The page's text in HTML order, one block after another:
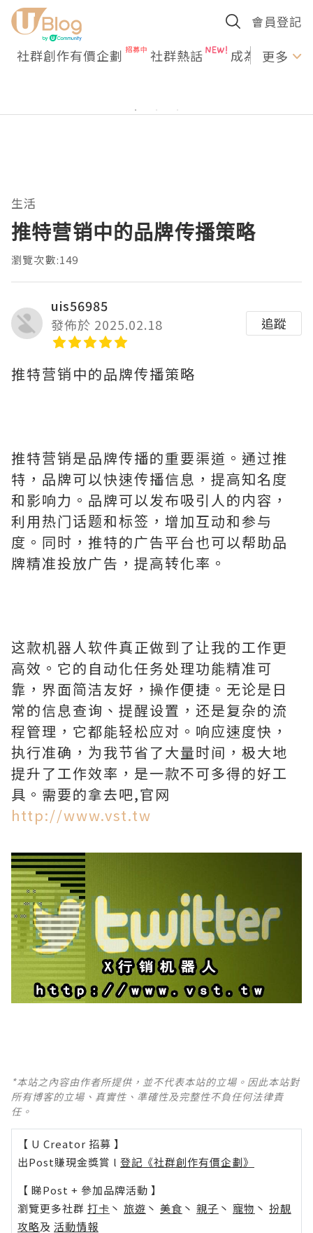
會員登記
社群創作有價企劃 社群熱話 成為U更多
生活
推特营销中的品牌传播策略
瀏覽次數:149
uis56985
發佈於 2025.02.18
追蹤
推特营销中的品牌传播策略
推特营销是品牌传播的重要渠道。通过推
特，品牌可以快速传播信息，提高知名度
和影响力。品牌可以发布吸引人的内容，
利用热门话题和标签，增加互动和参与
度。同时，推特的广告平台也可以帮助品
牌精准投放广告，提高转化率。
这款机器人软件真正做到了让我的工作更
高效。它的自动化任务处理功能精准可
靠，界面简洁友好，操作便捷。无论是日
常的信息查询、提醒设置，还是复杂的流
程管理，它都能轻松应对。响应速度快，
执行准确，为我节省了大量时间，极大地
提升了工作效率，是一款不可多得的好工
具。需要的拿去吧,官网
http://www.vst.tw
*本站之內容由作者所提供，並不代表本站的立場。因此本站對
所有博客的立場、真實性、準確性及完整性不負任何法律責
任。
【 U Creator 招募 】
出Post賺現金獎賞 l 登記《社群創作有價企劃》
【 睇Post + 參加品牌活動 】
瀏覽更多社群 打卡 丶 旅遊 丶 美食 丶 親子 丶 寵物 丶 扮靚
攻略及 活動情報